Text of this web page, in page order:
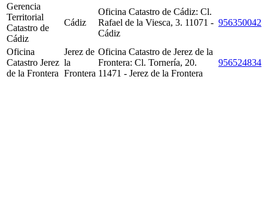
Gerencia
Territorial
Catastro de
Cádiz
Cádiz
Oficina Catastro de Cádiz: Cl.
Rafael de la Viesca, 3. 11071 -
Cádiz
956350042
Oficina
Catastro Jerez
de la Frontera
Jerez de
la
Frontera
Oficina Catastro de Jerez de la
Frontera: Cl. Tornería, 20.
11471 - Jerez de la Frontera
956524834